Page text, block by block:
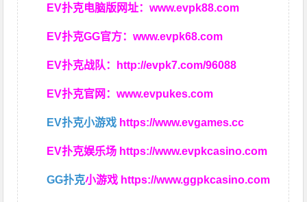
EV扑克电脑版网址：www.evpk88.com
EV扑克GG官方：www.evpk68.com
EV扑克战队： http://evpk7.com/96088
EV扑克官网：www.evpukes.com
EV扑克小游戏 https://www.evgames.cc
EV扑克娱乐场 https://www.evpkcasino.com
GG扑克小游戏 https://www.ggpkcasino.com